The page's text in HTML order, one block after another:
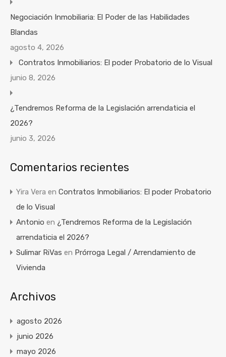
Negociación Inmobiliaria: El Poder de las Habilidades
Blandas
agosto 4, 2026
Contratos Inmobiliarios: El poder Probatorio de lo Visual
junio 8, 2026
¿Tendremos Reforma de la Legislación arrendaticia el
2026?
junio 3, 2026
Comentarios recientes
Yira Vera en Contratos Inmobiliarios: El poder Probatorio
de lo Visual
Antonio en ¿Tendremos Reforma de la Legislación
arrendaticia el 2026?
Sulimar RiVas en Prórroga Legal / Arrendamiento de
Vivienda
Archivos
agosto 2026
junio 2026
mayo 2026